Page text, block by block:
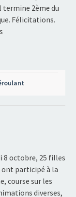
2ème du
Félicitations.
8 octobre, 25 filles
ont participé à la
course sur les
diverses,